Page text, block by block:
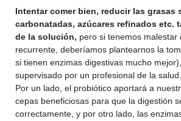
Intentar comer bien, reducir las grasas
carbonatadas, azúcares refinados etc.
de la solución, pero si tenemos malestar
recurrente, deberíamos plantearnos la
si tienen enzimas digestivas mucho
supervisado por un profesional de la salud.
Por un lado, el probiótico aportará a
cepas beneficiosas para que la digestión
correctamente, y por otro lado, las